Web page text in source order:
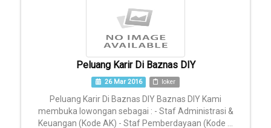
Peluang Karir Di Baznas DIY
26 Mar 2016 loker
Peluang Karir Di Baznas DIY Baznas DIY Kami
membuka lowongan sebagai : - Staf Administrasi &
Keuangan (Kode AK) - Staf Pemberdayaan (Kode ...